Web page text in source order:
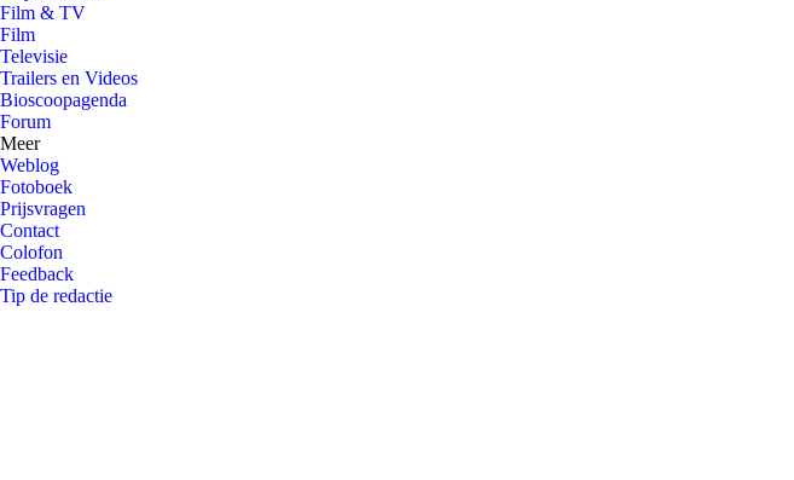
Film & TV
Film
Televisie
Trailers en Videos
Bioscoopagenda
Forum
Meer
Weblog
Fotoboek
Prijsvragen
Contact
Colofon
Feedback
Tip de redactie